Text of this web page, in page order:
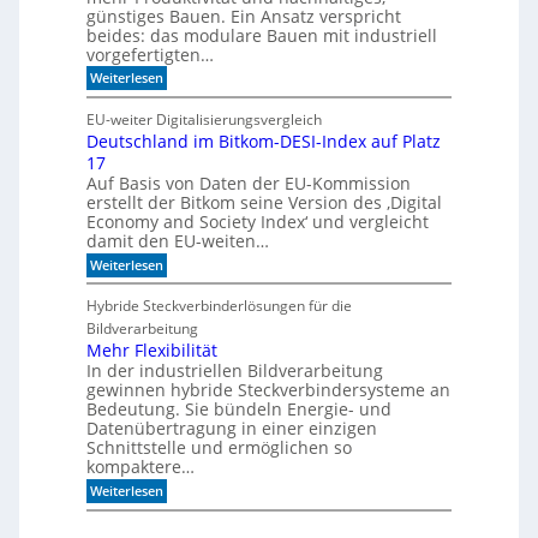
h
i
e
n
e
n
h
l
i
f
f
i
m
A
k
s
i
k
p
a
n
e
l
günstiges Bauen. Ein Ansatz verspricht
beides: das modulare Bauen mit industriell
vorgefertigten…
Weiterlesen:
H
e
u
t
s
h
o
n
a
n
o
r
g
e
n
b
a
u
e
n
EU-weiter Digitalisierungsvergleich
Deutschland im Bitkom-DESI-Index auf Platz
17
Auf Basis von Daten der EU-Kommission
erstellt der Bitkom seine Version des ‚Digital
Economy and Society Index‘ und vergleicht
damit den EU-weiten…
Weiterlesen:
D
u
t
s
c
h
l
a
n
d
i
m
B
i
Hybride Steckverbinderlösungen für die
Bildverarbeitung
Mehr Flexibilität
In der industriellen Bildverarbeitung
gewinnen hybride Steckverbindersysteme an
Bedeutung. Sie bündeln Energie- und
Datenübertragung in einer einzigen
Schnittstelle und ermöglichen so
kompaktere…
Weiterlesen:
M